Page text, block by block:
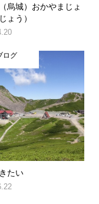
烏城）おかやまじょ
ょう）
ログ
たい